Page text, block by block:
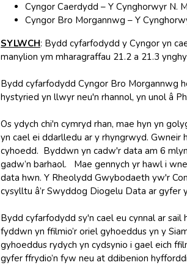
Cyngor Caerdydd – Y Cynghorwyr N.
Cyngor Bro Morgannwg – Y
SYLWCH: Bydd cyfarfodydd y Cyngor yn
manylion ym mharagraffau 21.2 a 21.3
Bydd cyfarfodydd Cyngor Bro Morgannwg
hystyried yn llwyr neu'n rhannol, yn unol â
Os ydych chi'n cymryd rhan, mae hyn yn
yn cael ei ddarlledu ar y rhyngrwyd.
cyhoedd. Byddwn yn cadw'r data am 6
gadw’n barhaol. Mae gennych yr hawl i
data hwn. Y Rheolydd Gwybodaeth yw'r
cysylltu â’r Swyddog Diogelu Data ar gyfer
Bydd cyfarfodydd sy'n cael eu cynnal ar
fyddwn yn ffilmio’r oriel gyhoeddus yn y
gyhoeddus rydych yn cydsynio i gael eich
gyfer ffrydio’n fyw neu at ddibenion